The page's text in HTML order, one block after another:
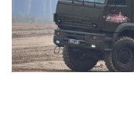
НАУКА
ПРОИСШЕСТВИЯ